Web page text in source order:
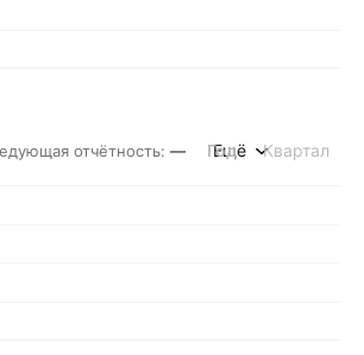
отчётность: — Год Квартал
Ещё